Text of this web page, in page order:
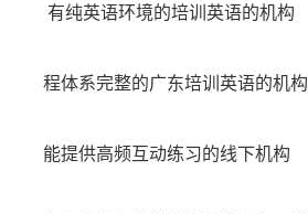
有纯英语环境的培训英语的机构
程体系完整的广东培训英语的机构
能提供高频互动练习的线下机构